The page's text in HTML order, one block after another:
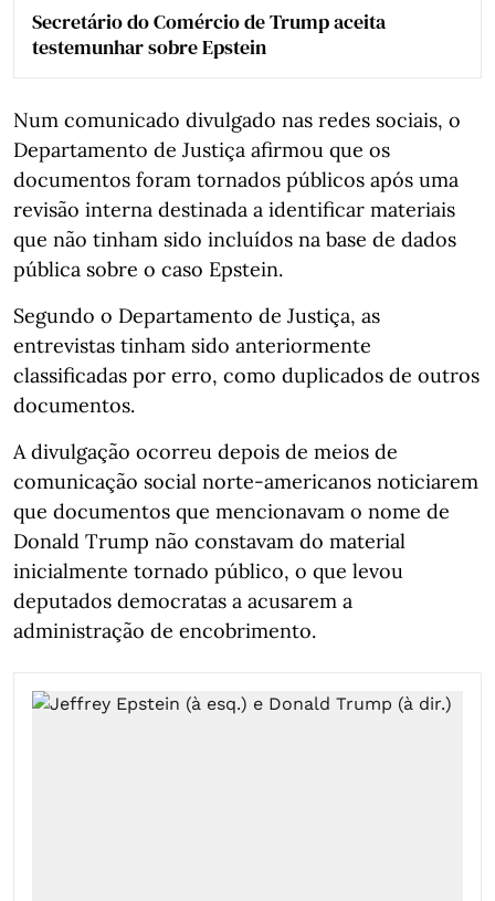
Secretário do Comércio de Trump aceita
testemunhar sobre Epstein
Num comunicado divulgado nas redes sociais, o
Departamento de Justiça afirmou que os
documentos foram tornados públicos após uma
revisão interna destinada a identificar materiais
que não tinham sido incluídos na base de dados
pública sobre o caso Epstein.
Segundo o Departamento de Justiça, as
entrevistas tinham sido anteriormente
classificadas por erro, como duplicados de outros
documentos.
A divulgação ocorreu depois de meios de
comunicação social norte-americanos noticiarem
que documentos que mencionavam o nome de
Donald Trump não constavam do material
inicialmente tornado público, o que levou
deputados democratas a acusarem a
administração de encobrimento.